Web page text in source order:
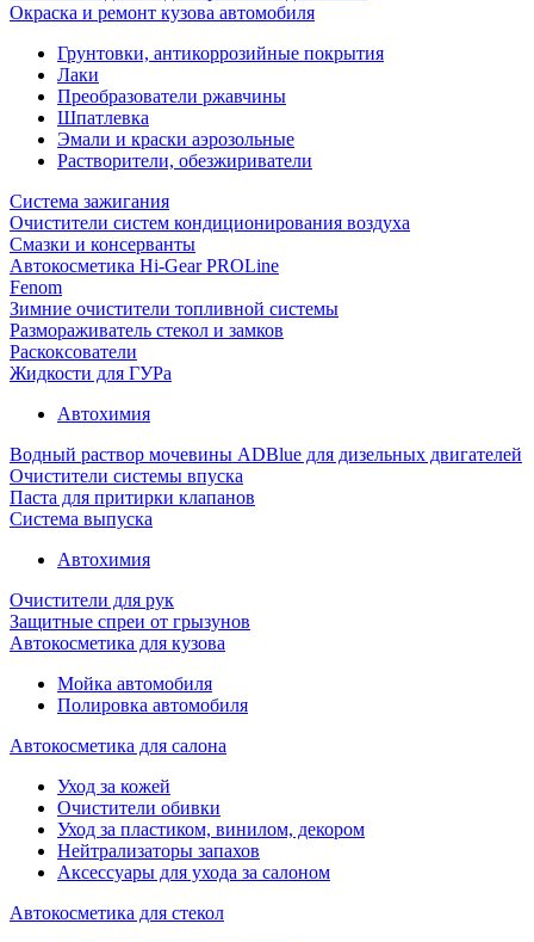
Окраска и ремонт кузова автомобиля
Грунтовки, антикоррозийные покрытия
Лаки
Преобразователи ржавчины
Шпатлевка
Эмали и краски аэрозольные
Растворители, обезжириватели
Система зажигания
Очистители систем кондиционирования воздуха
Смазки и консерванты
Автокосметика Hi-Gear PROLine
Fenom
Зимние очистители топливной системы
Размораживатель стекол и замков
Раскоксователи
Жидкости для ГУРа
Автохимия
Водный раствор мочевины ADBlue для дизельных двигателей
Очистители системы впуска
Паста для притирки клапанов
Система выпуска
Автохимия
Очистители для рук
Защитные спреи от грызунов
Автокосметика для кузова
Мойка автомобиля
Полировка автомобиля
Автокосметика для салона
Уход за кожей
Очистители обивки
Уход за пластиком, винилом, декором
Нейтрализаторы запахов
Аксессуары для ухода за салоном
Автокосметика для стекол